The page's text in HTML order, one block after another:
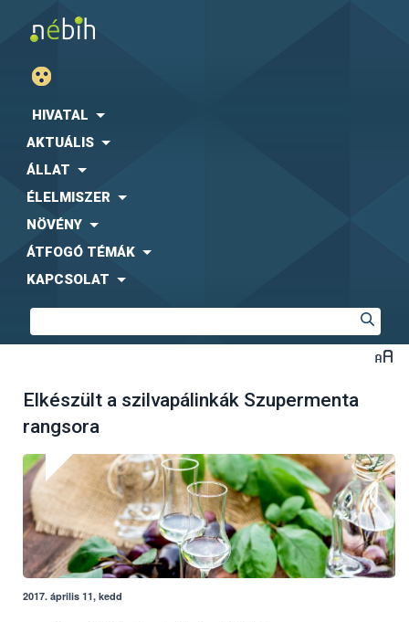
HIVATAL
AKTUÁLIS
ÁLLAT
ÉLELMISZER
NÖVÉNY
ÁTFOGÓ TÉMÁK
KAPCSOLAT
Elkészült a szilvapálinkák Szupermenta
rangsora
2017. április 11, kedd